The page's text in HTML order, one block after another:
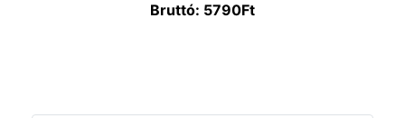
Bruttó: 5790Ft